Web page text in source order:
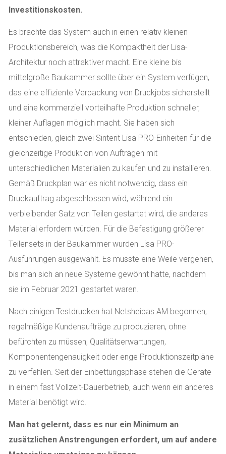
Investitionskosten.
Es brachte das System auch in einen relativ kleinen
Produktionsbereich, was die Kompaktheit der Lisa-
Architektur noch attraktiver macht. Eine kleine bis
mittelgroße Baukammer sollte über ein System verfügen,
das eine effiziente Verpackung von Druckjobs sicherstellt
und eine kommerziell vorteilhafte Produktion schneller,
kleiner Auflagen möglich macht. Sie haben sich
entschieden, gleich zwei Sinterit Lisa PRO-Einheiten für die
gleichzeitige Produktion von Aufträgen mit
unterschiedlichen Materialien zu kaufen und zu installieren.
Gemäß Druckplan war es nicht notwendig, dass ein
Druckauftrag abgeschlossen wird, während ein
verbleibender Satz von Teilen gestartet wird, die anderes
Material erfordern würden. Für die Befestigung größerer
Teilensets in der Baukammer wurden Lisa PRO-
Ausführungen ausgewählt. Es musste eine Weile vergehen,
bis man sich an neue Systeme gewöhnt hatte, nachdem
sie im Februar 2021 gestartet waren.
Nach einigen Testdrucken hat Netsheipas AM begonnen,
regelmäßige Kundenaufträge zu produzieren, ohne
befürchten zu müssen, Qualitätserwartungen,
Komponentengenauigkeit oder enge Produktionszeitpläne
zu verfehlen. Seit der Einbettungsphase stehen die Geräte
in einem fast Vollzeit-Dauerbetrieb, auch wenn ein anderes
Material benötigt wird.
Man hat gelernt, dass es nur ein Minimum an
zusätzlichen Anstrengungen erfordert, um auf andere